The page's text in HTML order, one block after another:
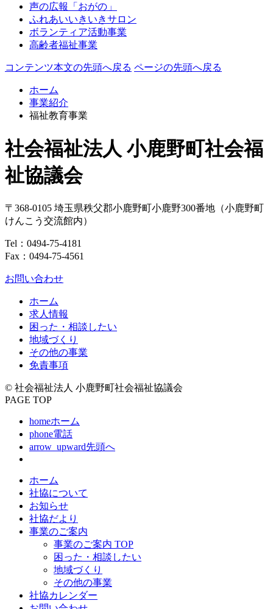
声の広報「おがの」
ふれあいいきいきサロン
ボランティア活動事業
高齢者福祉事業
コンテンツ本文の先頭へ戻る ページの先頭へ戻る
ホーム
事業紹介
福祉教育事業
社会福祉法人 小鹿野町社会福
祉協議会
〒368-0105 埼玉県秩父郡小鹿野町小鹿野300番地 （小鹿野町
けんこう交流館内）
Tel： 0494-75-4181
Fax：0494-75-4561
お問い合わせ
ホーム
求人情報
困った・相談したい
地域づくり
その他の事業
免責事項
© 社会福祉法人 小鹿野町社会福祉協議会
PAGE TOP
homeホーム
phone電話
arrow_upward先頭へ
ホーム
社協について
お知らせ
社協だより
事業のご案内
事業のご案内 TOP
困った・相談したい
地域づくり
その他の事業
社協カレンダー